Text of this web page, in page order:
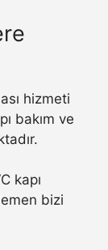
hizmeti
bakım ve
kapı
bizi